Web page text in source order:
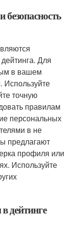
безопасность
Для
в вашем
Используйте
точную
правилам
персональных
в не
предлагают
профиля или
Используйте
дейтинге